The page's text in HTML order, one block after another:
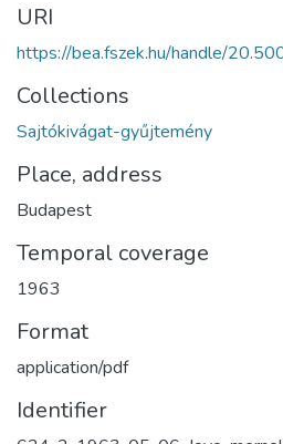
URI
https://bea.fszek.hu/handle/
Collections
Sajtókivágat-gyűjtemény
Place, address
Budapest
Temporal coverage
1963
Format
application/pdf
Identifier